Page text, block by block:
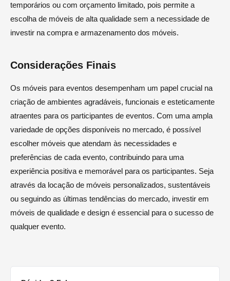
temporários ou com orçamento limitado, pois permite a
escolha de móveis de alta qualidade sem a necessidade de
investir na compra e armazenamento dos móveis.
Considerações Finais
Os móveis para eventos desempenham um papel crucial na
criação de ambientes agradáveis, funcionais e esteticamente
atraentes para os participantes de eventos. Com uma ampla
variedade de opções disponíveis no mercado, é possível
escolher móveis que atendam às necessidades e
preferências de cada evento, contribuindo para uma
experiência positiva e memorável para os participantes. Seja
através da locação de móveis personalizados, sustentáveis
ou seguindo as últimas tendências do mercado, investir em
móveis de qualidade e design é essencial para o sucesso de
qualquer evento.